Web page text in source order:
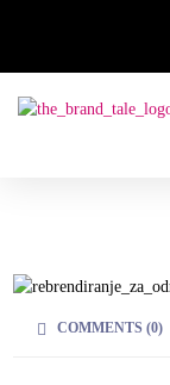
COMMENTS (0)